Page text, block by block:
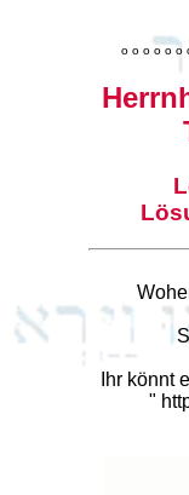
o o o o o o
Ihr könnt
"